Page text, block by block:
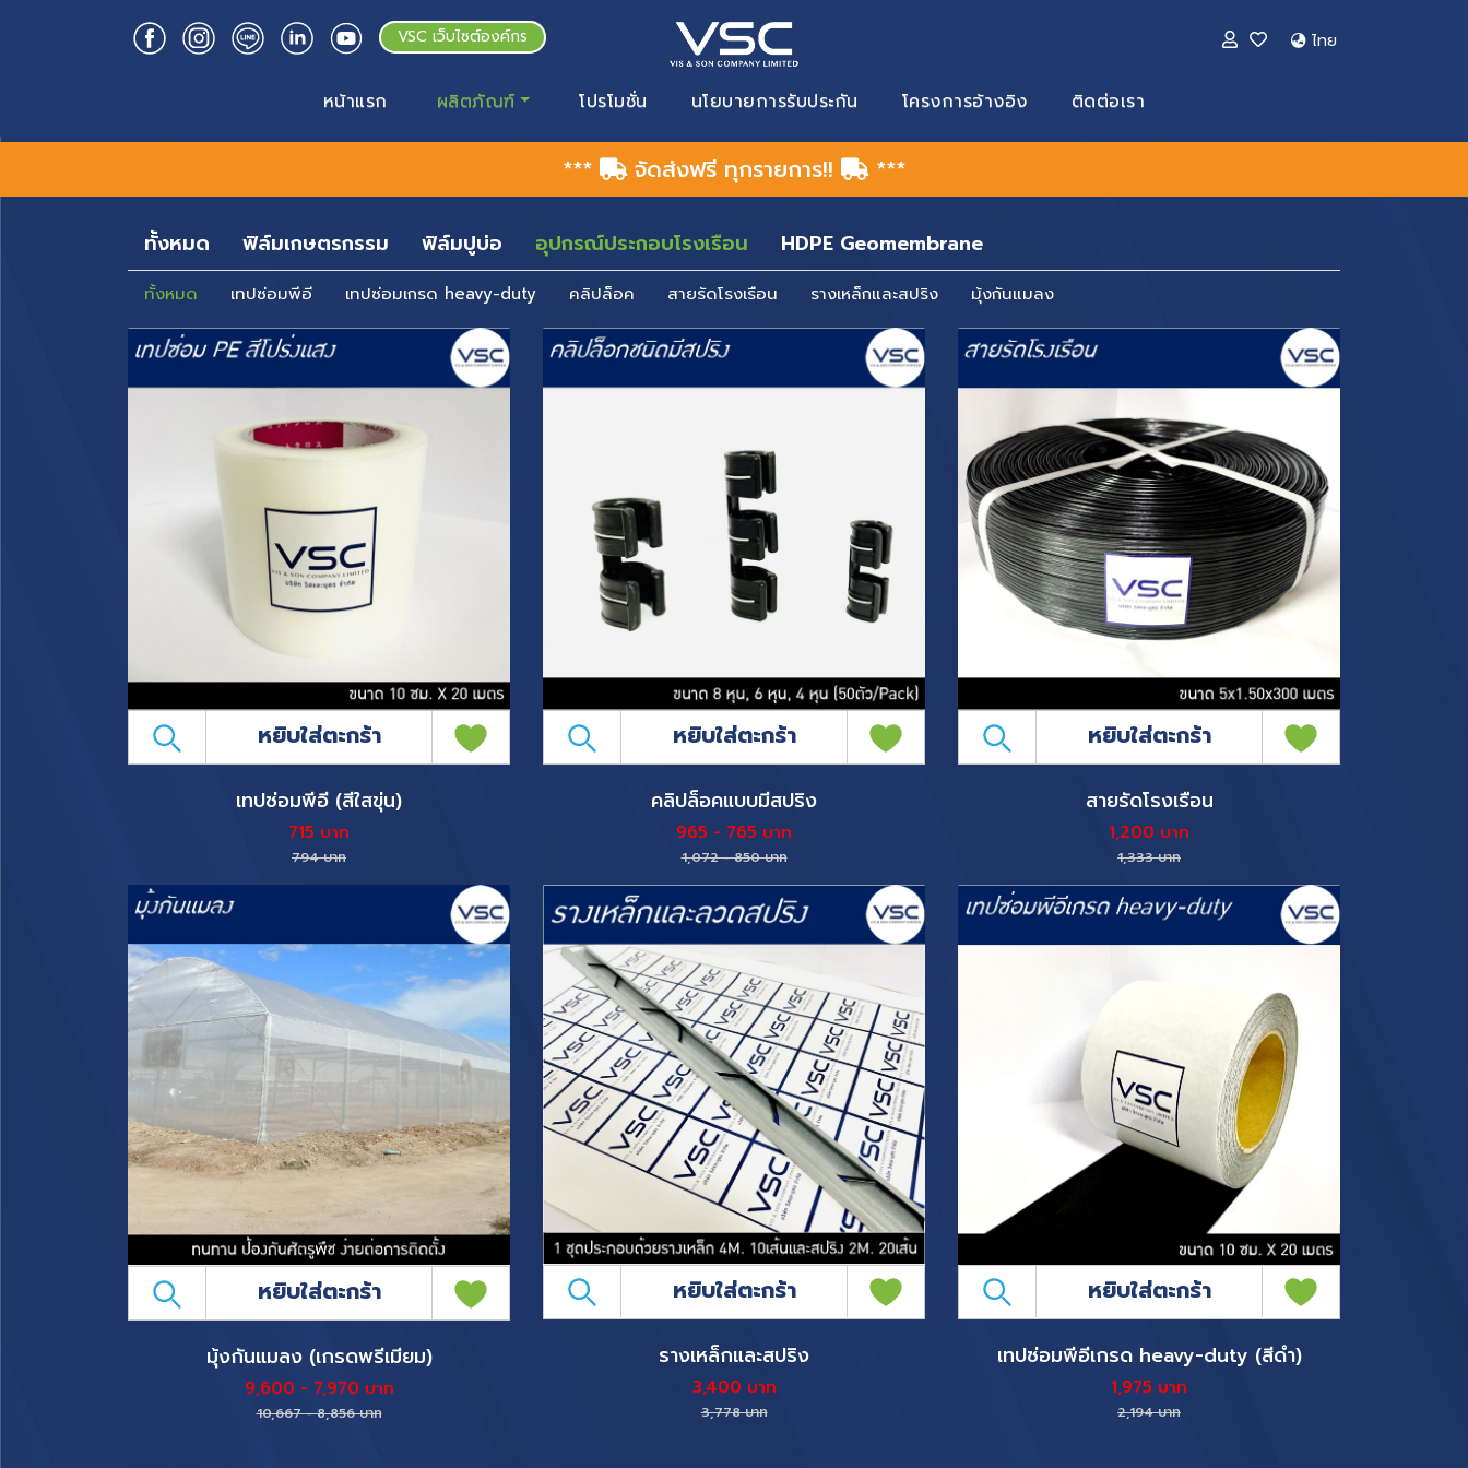
VSC เว็บไซต์องค์กร ไทย
หน้าแรก ผลิตภัณฑ์ โปรโมชั่น นโยบายการรับประกัน โครงการอ้างอิง ติดต่อเรา
*** จัดส่งฟรี ทุกรายการ!! ***
ทั้งหมด ฟิล์มเกษตรกรรม ฟิล์มปูบ่อ อุปกรณ์ประกอบโรงเรือน HDPE Geomembrane
ทั้งหมด เทปซ่อมพีอี เทปซ่อมเกรด heavy-duty คลิปล็อค สายรัดโรงเรือน รางเหล็กและสปริง มุ้งกันแมลง
หยิบใส่ตะกร้า
เทปซ่อมพีอี (สีใสขุ่น)
715 บาท
794 บาท
หยิบใส่ตะกร้า
คลิปล็อคแบบมีสปริง
965 - 765 บาท
1,072 - 850 บาท
หยิบใส่ตะกร้า
สายรัดโรงเรือน
1,200 บาท
1,333 บาท
หยิบใส่ตะกร้า
มุ้งกันแมลง (เกรดพรีเมียม)
9,600 - 7,970 บาท
10,667 - 8,856 บาท
หยิบใส่ตะกร้า
รางเหล็กและสปริง
3,400 บาท
3,778 บาท
หยิบใส่ตะกร้า
เทปซ่อมพีอีเกรด heavy-duty (สีดำ)
1,975 บาท
2,194 บาท